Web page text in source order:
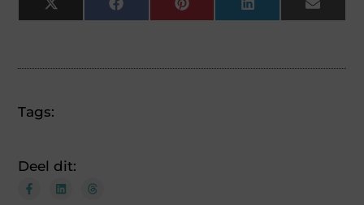
X
(Twitter)
FacebookPinterestLinkedInEmail
Tags:
Deel dit: